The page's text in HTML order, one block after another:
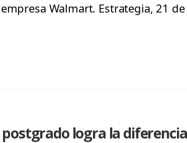
Walmart. Estrategia, 21
logra la diferencia